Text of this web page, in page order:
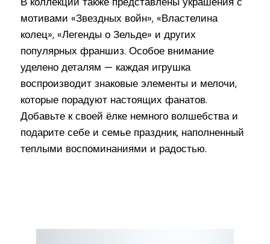
мотивами «Звездных войн», «Властелина
колец», «Легенды о Зельде» и других
популярных франшиз. Особое внимание
уделено деталям — каждая игрушка
воспроизводит знаковые элементы и мелочи,
которые порадуют настоящих фанатов.
Добавьте к своей ёлке немного волшебства и
подарите себе и семье праздник, наполненный
теплыми воспоминаниями и радостью.